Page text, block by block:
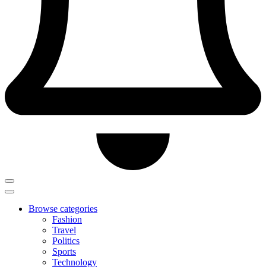
Browse categories
Fashion
Travel
Politics
Sports
Technology